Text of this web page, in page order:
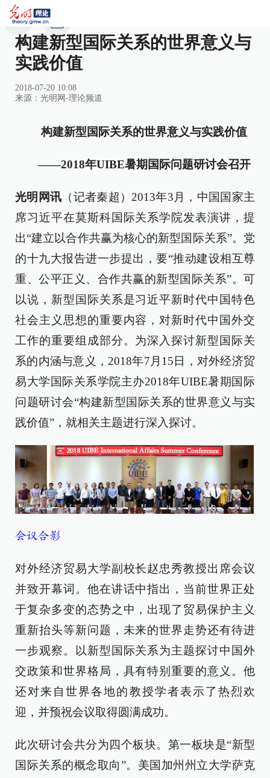
构建新型国际关系的世界意义与
实践价值
2018-07-20 10:08
来源： 光明网-理论频道
构建新型国际关系的世界意义与实践价值
——2018年UIBE暑期国际问题研讨会召开
光明网讯 （记者秦超）2013年3月，中国国家主
席习近平在莫斯科国际关系学院发表演讲，提
出“建立以合作共赢为核心的新型国际关系”。党
的十九大报告进一步提出，要“推动建设相互尊
重、公平正义、合作共赢的新型国际关系”。可
以说，新型国际关系是习近平新时代中国特色
社会主义思想的重要内容，对新时代中国外交
工作的重要组成部分。为深入探讨新型国际关
系的内涵与意义，2018年7月15日，对外经济贸
易大学国际关系学院主办2018年UIBE暑期国际
问题研讨会“构建新型国际关系的世界意义与实
践价值”，就相关主题进行深入探讨。
会议合影
对外经济贸易大学副校长赵忠秀教授出席会议
并致开幕词。他在讲话中指出，当前世界正处
于复杂多变的态势之中，出现了贸易保护主义
重新抬头等新问题，未来的世界走势还有待进
一步观察。以新型国际关系为主题探讨中国外
交政策和世界格局，具有特别重要的意义。他
还对来自世界各地的教授学者表示了热烈欢
迎，并预祝会议取得圆满成功。
此次研讨会共分为四个板块。第一板块是“新型
国际关系的概念取向”。美国加州州立大学萨克